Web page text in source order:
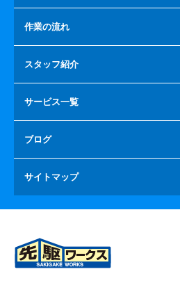
作業の流れ
スタッフ紹介
サービス一覧
ブログ
サイトマップ